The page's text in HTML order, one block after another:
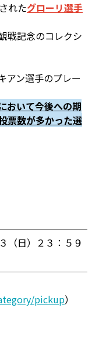
れたグローリ選手
戦記念のコレクシ
アン選手のプレー
いて今後への期
票数が多かった選
（日）２３：５９
pickup）